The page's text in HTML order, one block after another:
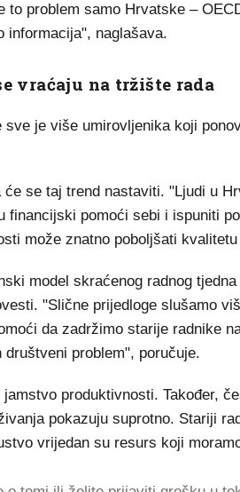
to problem samo Hrvatske –
informacija", naglašava.
vraćaju na tržište rada
sve je više umirovljenika koji
će se taj trend nastaviti. "Ljudi u
financijski pomoći sebi i ispuniti
može znatno poboljšati
model skraćenog radnog
"Slične prijedloge slušamo
da zadržimo starije radnike
društveni problem", poručuje.
produktivnosti. Također,
pokazuju suprotno. Stariji
vrijedan su resurs koji